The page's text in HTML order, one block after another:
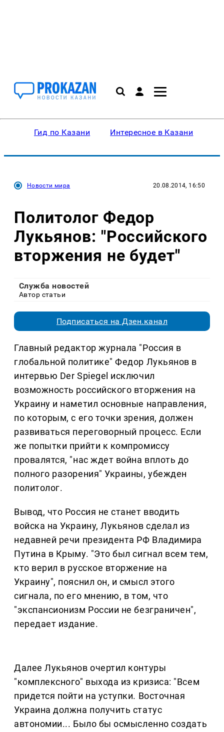
Гид по Казани Интересное в Казани
Новости мира 20.08.2014, 16:50
Политолог Федор
Лукьянов: "Российского
вторжения не будет"
Служба новостей
Автор статьи
Подписаться на Дзен.канал
Главный редактор журнала "Россия в
глобальной политике" Федор Лукьянов в
интервью Der Spiegel исключил
возможность российского вторжения на
Украину и наметил основные направления,
по которым, с его точки зрения, должен
развиваться переговорный процесс. Если
же попытки прийти к компромиссу
провалятся, "нас ждет война вплоть до
полного разорения" Украины, убежден
политолог.
Вывод, что Россия не станет вводить
войска на Украину, Лукьянов сделал из
недавней речи президента РФ Владимира
Путина в Крыму. "Это был сигнал всем тем,
кто верил в русское вторжение на
Украину", пояснил он, и смысл этого
сигнала, по его мнению, в том, что
"экспансионизм России не безграничен",
передает издание.
Далее Лукьянов очертил контуры
"комплексного" выхода из кризиса: "Всем
придется пойти на уступки. Восточная
Украина должна получить статус
автономии... Было бы осмысленно создать